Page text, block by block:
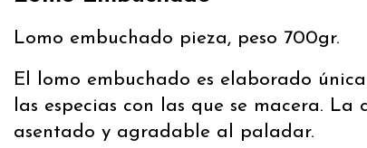
Lomo embuchado pieza, peso 700gr.
El lomo embuchado es elaborado
las especias con las que se macera.
asentado y agradable al paladar.